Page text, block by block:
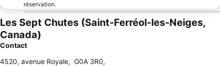
réservation.
Les Sept Chutes (Saint-Ferréol-les-Neiges,
Canada)
Contact
4520, avenue Royale, G0A 3R0,